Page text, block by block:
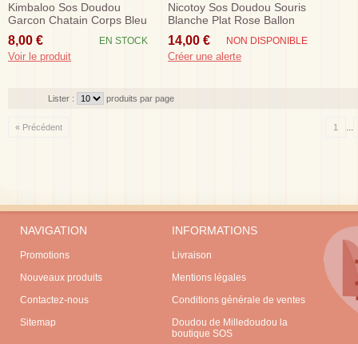
Kimbaloo Sos Doudou
Garcon Chatain Corps Bleu
8,00 € EN STOCK
Voir le produit
Nicotoy Sos Doudou Souris
Blanche Plat Rose Ballon
14,00 € NON DISPONIBLE
Créer une alerte
Lister : produits par page
« Précédent 1 ...
NAVIGATION
Promotions
Nouveaux produits
Contactez-nous
Sitemap
INFORMATIONS
Livraison
Mentions légales
Conditions générale de ventes
Doudou de Milledoudou la
boutique SOS